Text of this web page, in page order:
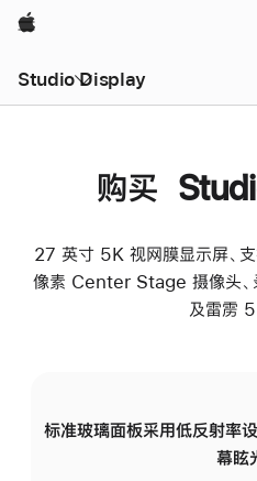
Apple
Studio Display
购买
27 英寸 5K 视网膜显示屏、
像素 Center Stage 摄像头、
及雷雳 5
标准玻璃面板采用低反射率
幕眩